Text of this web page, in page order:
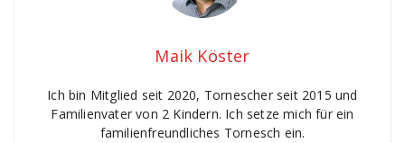
Maik Köster
Ich bin Mitglied seit 2020, Tornescher seit 2015 und
Familienvater von 2 Kindern. Ich setze mich für ein
familienfreundliches Tornesch ein.